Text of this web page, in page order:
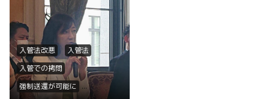
入管法改悪
入管法
入管での拷問
強制送還が可能に